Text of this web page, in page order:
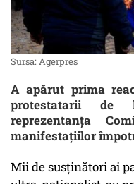
Sursa: Agerpres
A apărut prima
protestatarii
reprezentanţa
manifestaţiilor
Mii de susţinători ai